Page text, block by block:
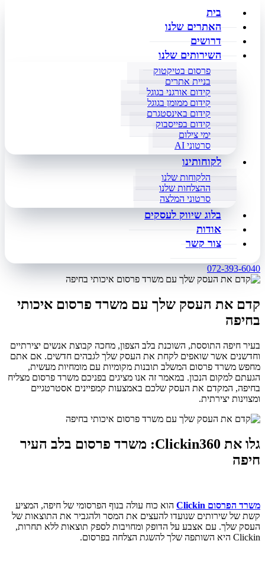
בית
האתרים שלנו
דרושים
השירותים שלנו
פרסום בטיקטוק
בניית אתרים
קידום אורגני בגוגל
קידום ממומן בגוגל
קידום באינסטגרם
קידום בפייסבוק
ימי צילום
סרטוני AI
לקוחותינו
הלקוחות שלנו
ההצלחות שלנו
סרטוני המלצה
בלוג שיווק לעסקים
אודות
צור קשר
072-393-6040
קדם את העסק שלך עם משרד פרסום איכותי
בחיפה
בעיר חיפה התוססת, השוכנת בלב הצפון, מחכה קבוצת אנשים יצירתיים
וחדשנים אשר שואפים לקחת את העסק שלך לגבהים חדשים. אם אתם
מחפש משרד פרסום המשלב תובנות מקומיות עם מומחיות מעשית,
הגעתם למקום הנכון. במאמר זה אנו מציגים בפניכם משרד פרסום מצליח
בחיפה, המקדם את העסק שלכם באמצעות קמפיינים אסטרטגיים
ומצוינות יצירתית.
גלו את Clickin360: משרד פרסום בלב העיר
חיפה
משרד הפרסום Clickin הוא כוח עולה בנוף הפרסומי של חיפה, המציע
קשת של שירותים שנועדו להעצים את המסר ולהגביר את התוצאות של
העסק שלך. עם אצבע על הדופק ומחויבות לספק תוצאות ללא תחרות,
Clickin היא השותפה שלך להשגת הצלחה בפרסום.